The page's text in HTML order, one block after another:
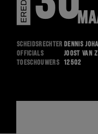
Scheidsrechter Dennis
Officials
Joost van
Toeschouwers
12502